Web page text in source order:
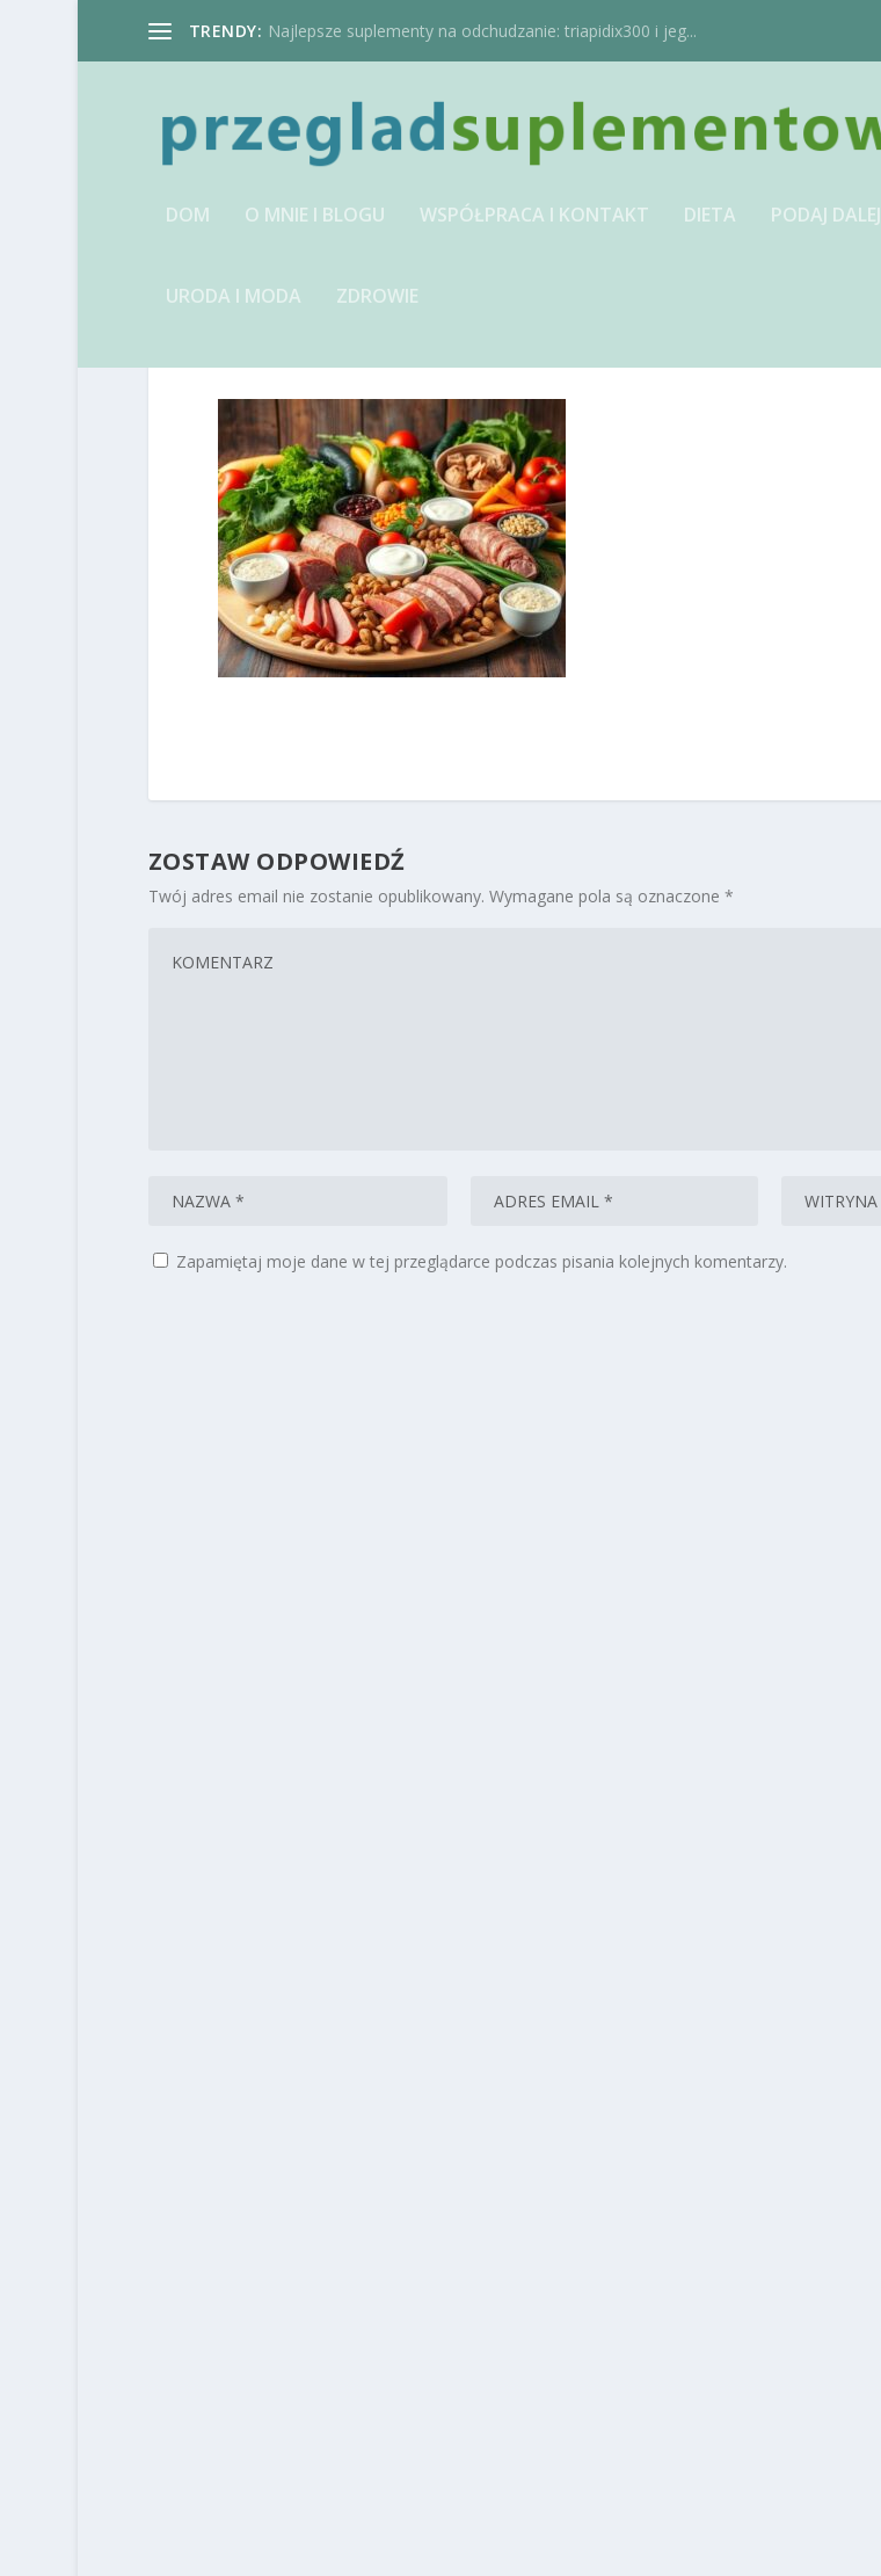
TRENDY: Najlepsze suplementy na odchudzanie: triapidix300 i jeg...
DOM O MNIE I BLOGU WSPÓŁPRACA I KONTAKT DIETA PODAJ DALEJ
URODA I MODA ZDROWIE
ZOSTAW ODPOWIEDŹ
Twój adres email nie zostanie opublikowany. Wymagane pola są oznaczone *
Zapamiętaj moje dane w tej przeglądarce podczas pisania kolejnych komentarzy.